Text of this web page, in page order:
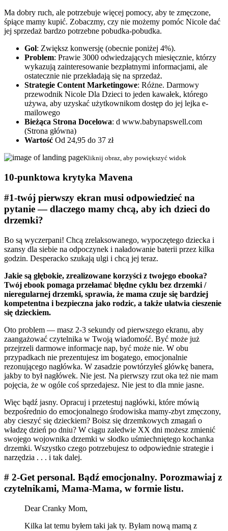
Ma dobry ruch, ale potrzebuje więcej pomocy, aby te zmęczone,
śpiące mamy kupić. Zobaczmy, czy nie możemy pomóc Nicole dać
jej sprzedaż bardzo potrzebne pobudka-pobudka.
Gol: Zwiększ konwersję (obecnie poniżej 4%).
Problem: Prawie 3000 odwiedzających miesięcznie, którzy
wykazują zainteresowanie bezpłatnymi informacjami, ale
ostatecznie nie przekładają się na sprzedaż.
Strategie Content Marketingowe: Różne. Darmowy
przewodnik Nicole Dla Dzieci to jeden kawałek, którego
używa, aby uzyskać użytkownikom dostęp do jej lejka e-
mailowego
Bieżąca Strona Docelowa: d www.babynapswell.com
(Strona główna)
Wartość Od 24,95 do 37 zł
Kliknij obraz, aby powiększyć widok
10-punktowa krytyka Mavena
#1-twój pierwszy ekran musi odpowiedzieć na
pytanie — dlaczego mamy chcą, aby ich dzieci do
drzemki?
Bo są wyczerpani! Chcą zrelaksowanego, wypoczętego dziecka i
szansy dla siebie na odpoczynek i naładowanie baterii przez kilka
godzin. Desperacko szukają ulgi i chcą jej teraz.
Jakie są głębokie, zrealizowane korzyści z twojego ebooka?
Twój ebook pomaga przełamać błędne cyklu bez drzemki /
nieregularnej drzemki, sprawia, że mama czuje się bardziej
kompetentna i bezpieczna jako rodzic, a także ułatwia cieszenie
się dzieckiem.
Oto problem — masz 2-3 sekundy od pierwszego ekranu, aby
zaangażować czytelnika w Twoją wiadomość. Być może już
przejrzeli darmowe informacje nap, być może nie. W obu
przypadkach nie prezentujesz im bogatego, emocjonalnie
rezonującego nagłówka. W zasadzie powtórzyłeś główkę banera,
jakby to był nagłówek. Nie jest. Na pierwszy rzut oka też nie mam
pojęcia, że w ogóle coś sprzedajesz. Nie jest to dla mnie jasne.
Więc bądź jasny. Opracuj i przetestuj nagłówki, które mówią
bezpośrednio do emocjonalnego środowiska mamy-zbyt zmęczony,
aby cieszyć się dzieckiem? Boisz się drzemkowych zmagań o
władzę dzień po dniu? W ciągu zaledwie XX dni możesz zmienić
swojego wojownika drzemki w słodko uśmiechniętego kochanka
drzemki. Wszystko czego potrzebujesz to odpowiednie strategie i
narzędzia . . . i tak dalej.
# 2-Get personal. Bądź emocjonalny. Porozmawiaj z
czytelnikami, Mama-Mama, w formie listu.
Dear Cranky Mom,
Kilka lat temu byłem taki jak ty. Byłam nową mamą z